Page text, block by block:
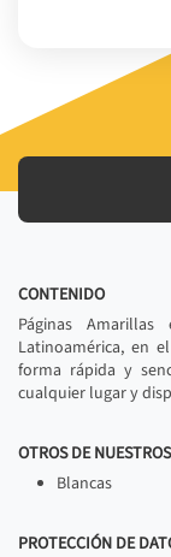
CONTENIDO
Páginas
Latinoamérica, en
forma rápida y
cualquier lugar y
OTROS DE
Blancas
PROTECCIÓN DE